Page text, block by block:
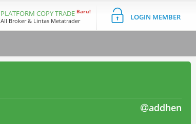
PLATFORM COPY TRADE Baru!
All Broker & Lintas Metatrader LOGIN MEMBER
addhen